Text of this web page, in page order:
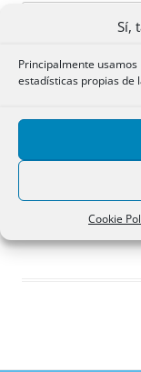
Sí,
Principalmente
estadísticas propias de
Cookie
Acceder
Registro
¿Has